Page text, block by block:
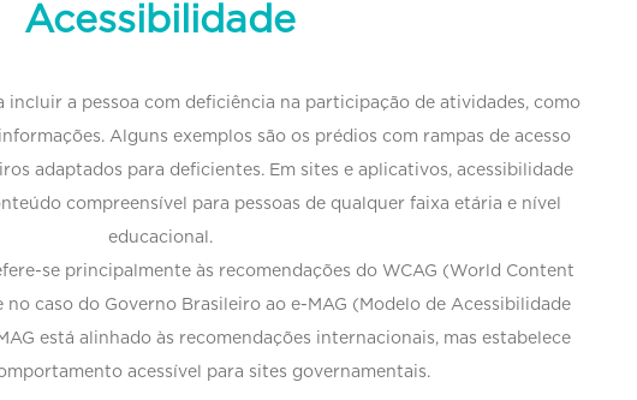
Acessibilidade
incluir a pessoa com deficiência na participação de atividades, como
Alguns exemplos são os prédios com rampas de acesso
adaptados para deficientes. Em sites e aplicativos, acessibilidade
compreensível para pessoas de qualquer faixa etária e nível
educacional.
se principalmente às recomendações do WCAG (World Content
caso do Governo Brasileiro ao e-MAG (Modelo de Acessibilidade
está alinhado às recomendações internacionais, mas estabelece
acessível para sites governamentais.